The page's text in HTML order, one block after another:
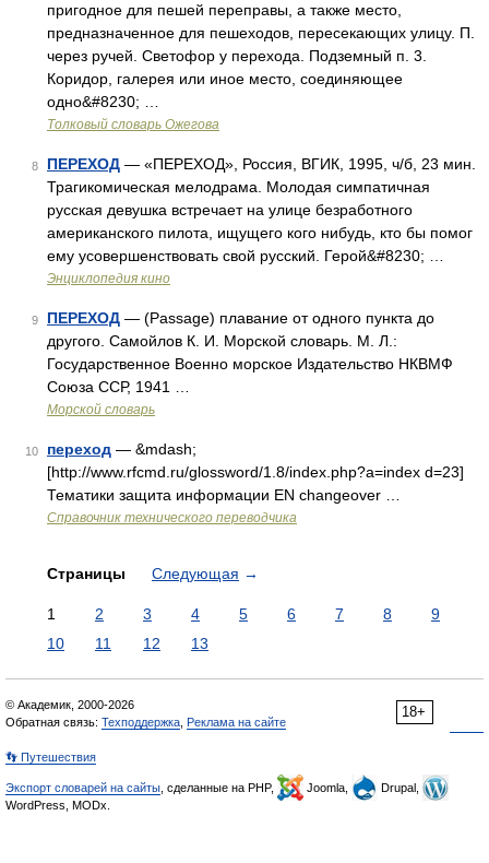
пригодное для пешей переправы, а также место,
предназначенное для пешеходов, пересекающих улицу. П.
через ручей. Светофор у перехода. Подземный п. 3.
Коридор, галерея или иное место, соединяющее
одно&#8230; …
Толковый словарь Ожегова
8 ПЕРЕХОД — «ПЕРЕХОД», Россия, ВГИК, 1995, ч/б, 23 мин.
Трагикомическая мелодрама. Молодая симпатичная
русская девушка встречает на улице безработного
американского пилота, ищущего кого нибудь, кто бы помог
ему усовершенствовать свой русский. Герой&#8230; …
Энциклопедия кино
9 ПЕРЕХОД — (Passage) плавание от одного пункта до
другого. Самойлов К. И. Морской словарь. М. Л.:
Государственное Военно морское Издательство НКВМФ
Союза ССР, 1941 …
Морской словарь
10 переход — &mdash;
[http://www.rfcmd.ru/glossword/1.8/index.php?a=index d=23]
Тематики защита информации EN changeover …
Справочник технического переводчика
Страницы Следующая →
1 2 3 4 5 6 7 8
9
10
11 12 13
18+
© Академик, 2000-2026
Обратная связь: Техподдержка Реклама на сайте
👣 Путешествия
Экспорт словарей на сайты , сделанные на PHP, Joomla,
Drupal,
WordPress, MODx.